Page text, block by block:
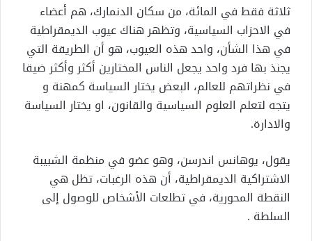
ثلاثة فقط في المائة، من سكان الدنمارك، هم أعضاء
في الاحزاب السياسية، وتظهر هناك عيوب الديمقراطية
في هذا الشأن، واحد هذه العيوب، هو أن الطريقة التي
يجنذ بها فرد واحد يجعل الناس المختارين أكثر وأكثر ضيقا
في نظراتهم للعالم، البعض يختار السياسة كمهنة و
يتجه لتعلم العلوم السياسية والقانون، او يختار السياسة
والادارة.
يقول، يوهانس اندرسن، وهو عضو في منظمة الشبيبة
الاشتراكية الديمقراطية، أن هذه الرغبات، تظل هي
النقطة المحورية، في تطلعات الأشخاص للوصول إلى
السلطة .